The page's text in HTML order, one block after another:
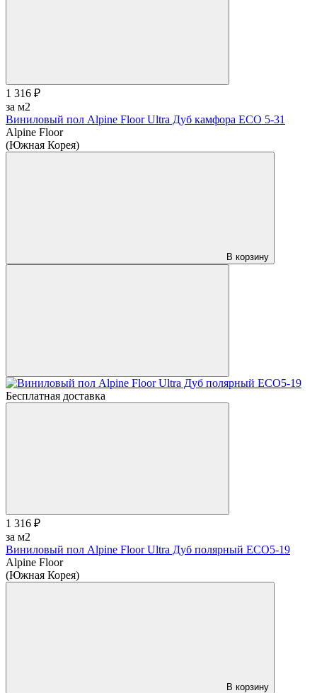
1 316 ₽
за м2
Виниловый пол Alpine Floor Ultra Дуб камфора ЕСО 5-31
Alpine Floor
(Южная Корея)
В корзину
Бесплатная доставка
1 316 ₽
за м2
Виниловый пол Alpine Floor Ultra Дуб полярный ЕСО5-19
Alpine Floor
(Южная Корея)
В корзину